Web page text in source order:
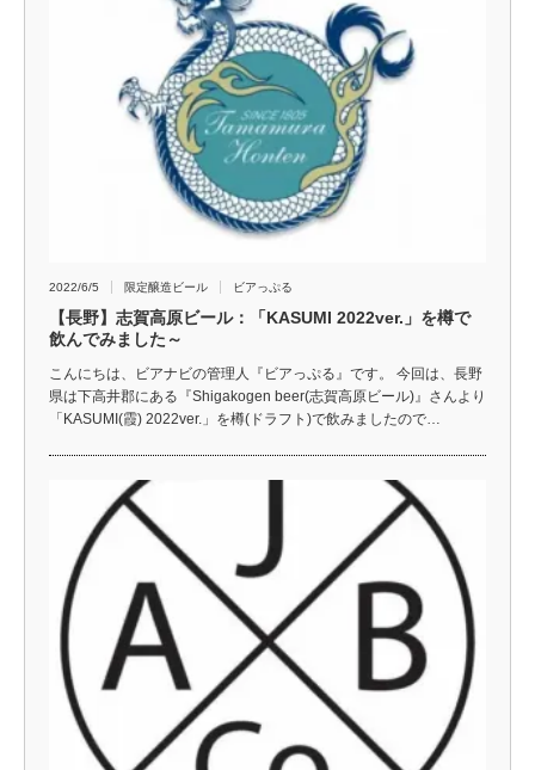
2022/6/5 限定醸造ビール ビアっぷる
【長野】志賀高原ビール：「KASUMI 2022ver.」を樽で
飲んでみました～
こんにちは、ビアナビの管理人『ビアっぷる』です。 今回は、長野
県は下高井郡にある『Shigakogen beer(志賀高原ビール)』さんより
「KASUMI(霞) 2022ver.」を樽(ドラフト)で飲みましたので…